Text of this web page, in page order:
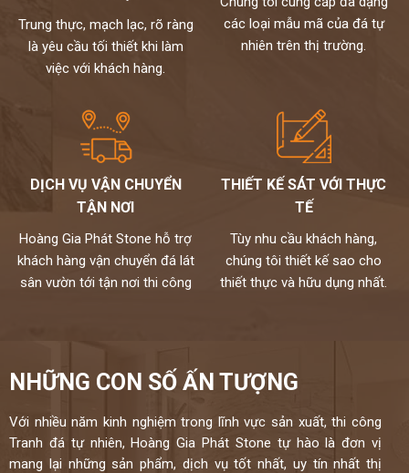
Trung thực, mạch lạc, rõ ràng
là yêu cầu tối thiết khi làm
việc với khách hàng.
các loại mẫu mã của đá tự
nhiên trên thị trường.
DỊCH VỤ VẬN CHUYỂN
TẬN NƠI
Hoàng Gia Phát Stone hỗ trợ
khách hàng vận chuyển đá lát
sân vườn tới tận nơi thi công
THIẾT KẾ SÁT VỚI THỰC
TẾ
Tùy nhu cầu khách hàng,
chúng tôi thiết kế sao cho
thiết thực và hữu dụng nhất.
NHỮNG CON SỐ ẤN TƯỢNG
Với nhiều năm kinh nghiệm trong lĩnh vực sản xuất, thi công
Tranh đá tự nhiên, Hoàng Gia Phát Stone tự hào là đơn vị
mang lại những sản phẩm, dịch vụ tốt nhất, uy tín nhất thị